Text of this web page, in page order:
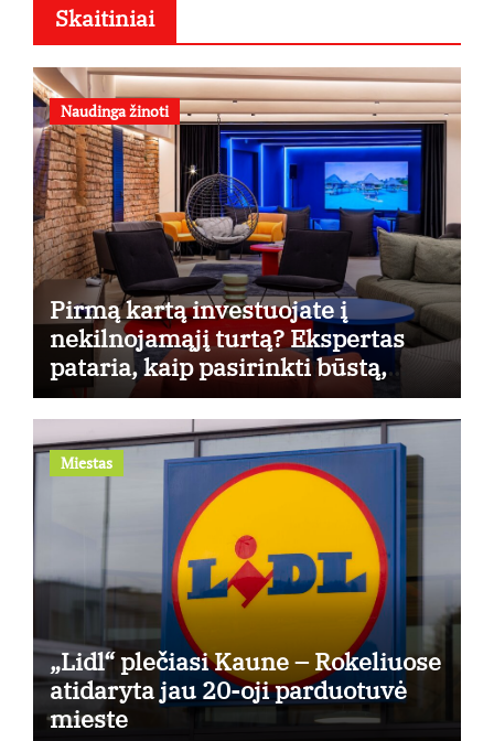
Skaitiniai
Naudinga žinoti
Pirmą kartą investuojate į
nekilnojamąjį turtą? Ekspertas
pataria, kaip pasirinkti būstą,
kuris generuos grąžą
Miestas
„Lidl“ plečiasi Kaune – Rokeliuose
atidaryta jau 20-oji parduotuvė
mieste